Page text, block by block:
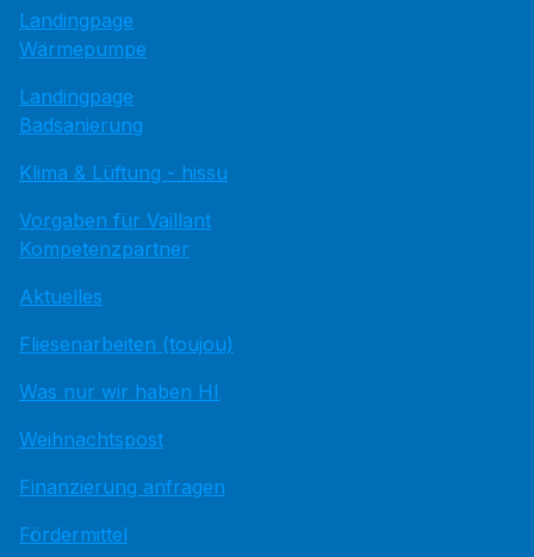
Landingpage
Wärmepumpe
Landingpage
Badsanierung
Klima & Lüftung - hissu
Vorgaben für Vaillant
Kompetenzpartner
Aktuelles
Fliesenarbeiten (toujou)
Was nur wir haben HI
Weihnachtspost
Finanzierung anfragen
Fördermittel